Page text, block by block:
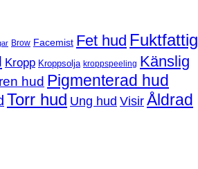
Brow Facemist Fet hud Fuktfattig
Kropp Kroppsolja kroppspeeling Känslig
hud Pigmenterad hud
Torr hud Ung hud VisirÅldrad